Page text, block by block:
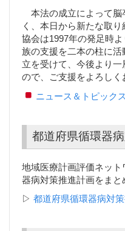
本法の成立によって脳
く、本日から新たな取
協会は1997年の発足時
族の支援を二本の柱に
立を受けて、今後より
ので、ご支援をよろしく
ニュース＆トピックス
都道府県循環器
地域医療計画評価ネッ
器病対策推進計画をまと
▷ 都道府県循環器病対